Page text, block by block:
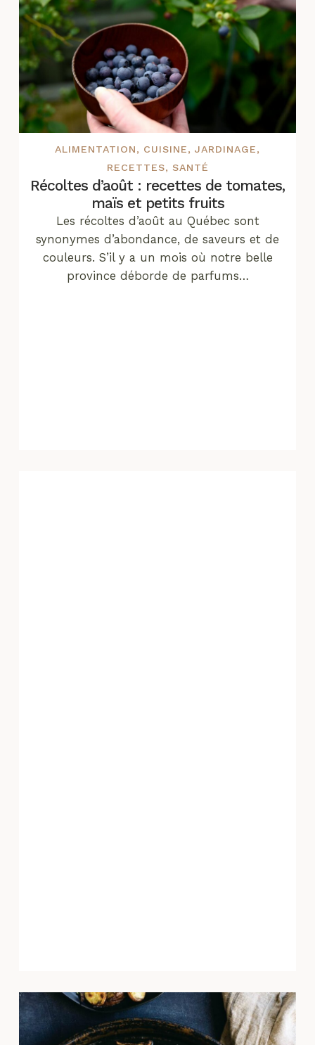
ALIMENTATION, CUISINE, JARDINAGE,
RECETTES, SANTÉ
Récoltes d’août : recettes de tomates,
maïs et petits fruits
Les récoltes d’août au Québec sont
synonymes d’abondance, de saveurs et de
couleurs. S’il y a un mois où notre belle
province déborde de parfums…